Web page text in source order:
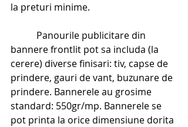
la preturi minime.
Panourile publicitare din
bannere frontlit pot sa includa (la
cerere) diverse finisari: tiv, capse de
prindere, gauri de vant, buzunare de
prindere. Bannerele au grosime
standard: 550gr/mp. Bannerele se
pot printa la orice dimensiune dorita